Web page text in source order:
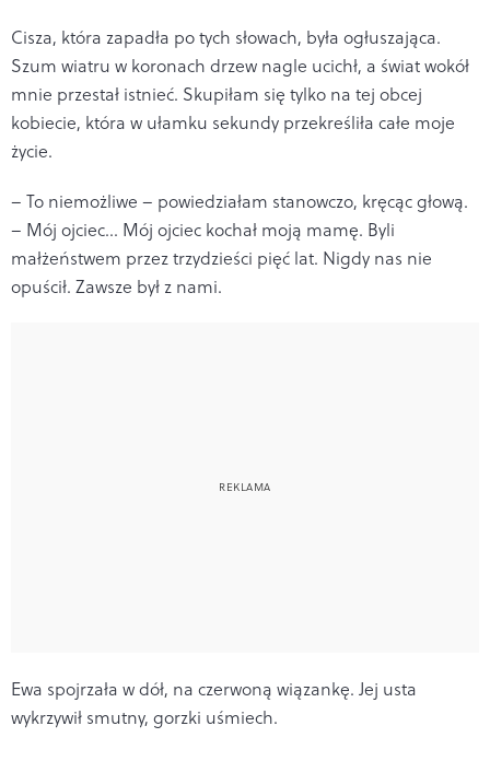
Cisza, która zapadła po tych słowach, była ogłuszająca.
Szum wiatru w koronach drzew nagle ucichł, a świat wokół
mnie przestał istnieć. Skupiłam się tylko na tej obcej
kobiecie, która w ułamku sekundy przekreśliła całe moje
życie.
– To niemożliwe – powiedziałam stanowczo, kręcąc głową.
– Mój ojciec... Mój ojciec kochał moją mamę. Byli
małżeństwem przez trzydzieści pięć lat. Nigdy nas nie
opuścił. Zawsze był z nami.
Ewa spojrzała w dół, na czerwoną wiązankę. Jej usta
wykrzywił smutny, gorzki uśmiech.